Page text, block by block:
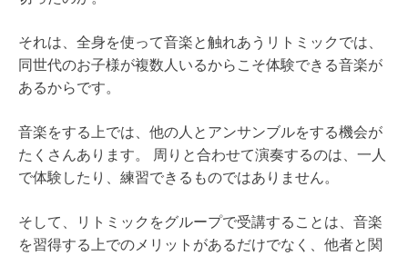
それは、全身を使って音楽と触れあうリトミックでは、
同世代のお子様が複数人いるからこそ体験できる音楽が
あるからです。
音楽をする上では、他の人とアンサンブルをする機会が
たくさんあります。 周りと合わせて演奏するのは、一人
で体験したり、練習できるものではありません。
そして、リトミックをグループで受講することは、音楽
を習得する上でのメリットがあるだけでなく、他者と関